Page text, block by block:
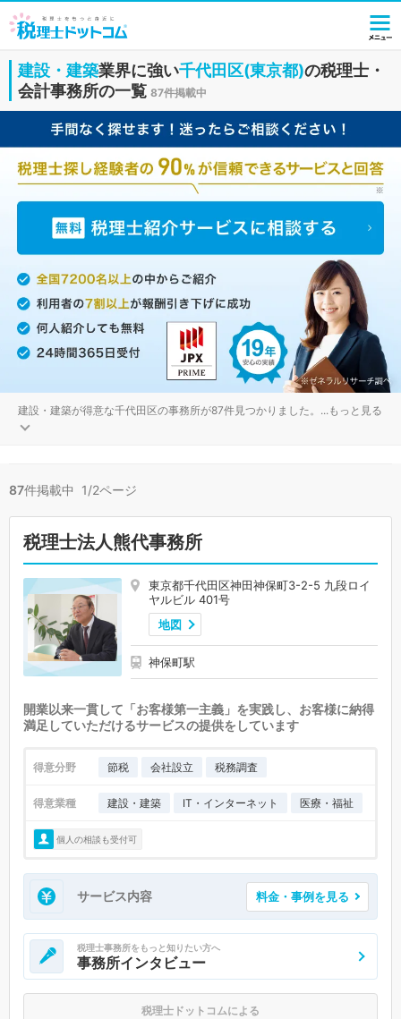
建設・建築業界に強い千代田区(東京都)の税理士・
会計事務所の一覧 87件掲載中
建設・建築が得意な千代田区の事務所が87件見つかりました。 ...もっと見る
87件掲載中 1/2ページ
税理士法人熊代事務所
東京都千代田区神田神保町3-2-5 九段ロイ
ヤルビル 401号
地図
神保町駅
開業以来一貫して「お客様第一主義」を実践し、お客様に納得
満足していただけるサービスの提供をしています
得意分野 節税 会社設立 税務調査
得意業種 建設・建築 IT・インターネット 医療・福祉
個人の相談も受付可
サービス内容 料金・事例を見る
税理士事務所をもっと知りたい方へ
事務所インタビュー
税理士ドットコムによる